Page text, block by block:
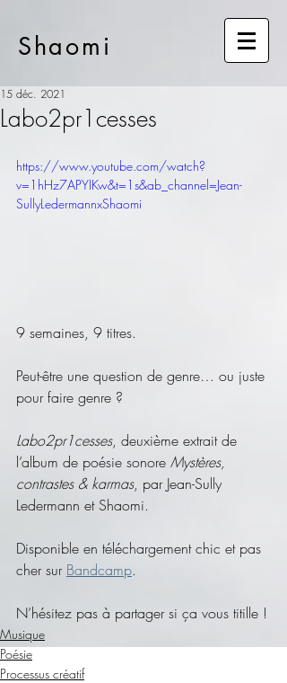
Shaomi
Labo2pr1cesses
15 déc. 2021
https://www.youtube.com/watch?
v=1hHz7APYIKw&t=1s&ab_channel=Jean-
SullyLedermannxShaomi
9 semaines, 9 titres.
Peut-être une question de genre… ou juste
pour faire genre ?
Labo2pr1cesses, deuxième extrait de
l’album de poésie sonore Mystères,
contrastes & karmas, par Jean-Sully
Ledermann et Shaomi.
Disponible en téléchargement chic et pas
cher sur Bandcamp.
N’hésitez pas à partager si ça vous titille !
Musique
Poésie
Processus créatif